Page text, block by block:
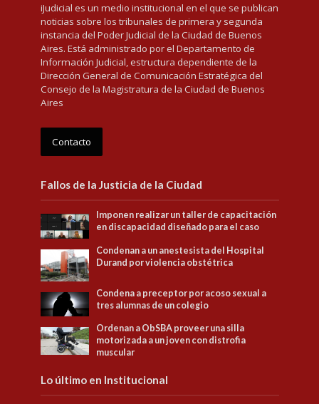
iJudicial es un medio institucional en el que se publican
noticias sobre los tribunales de primera y segunda
instancia del Poder Judicial de la Ciudad de Buenos
Aires. Está administrado por el Departamento de
Información Judicial, estructura dependiente de la
Dirección General de Comunicación Estratégica del
Consejo de la Magistratura de la Ciudad de Buenos
Aires
Contacto
Fallos de la Justicia de la Ciudad
Imponen realizar un taller de capacitación
en discapacidad diseñado para el caso
Condenan a un anestesista del Hospital
Durand por violencia obstétrica
Condena a preceptor por acoso sexual a
tres alumnas de un colegio
Ordenan a ObSBA proveer una silla
motorizada a un joven con distrofia
muscular
Lo último en Institucional